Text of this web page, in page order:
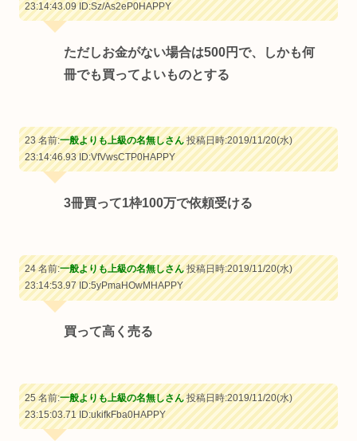
23:14:43.09ID:Sz/As2eP0HAPPY
ただしお金がない場合は500円で、しかも何
冊でも買ってよいものとする
23 名前:一般よりも上級の名無しさん投稿日時:2019/11/20(水)
23:14:46.93ID:VfVwsCTP0HAPPY
3冊買って1枠100万で依頼受ける
24 名前:一般よりも上級の名無しさん投稿日時:2019/11/20(水)
23:14:53.97ID:5yPmaHOwMHAPPY
買って高く売る
25 名前:一般よりも上級の名無しさん投稿日時:2019/11/20(水)
23:15:03.71ID:ukifkFba0HAPPY